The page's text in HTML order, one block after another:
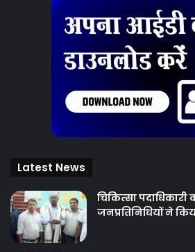
Latest News
चिकित्‍सा पदाधिकारी
जनप्रतिनिधियों ने